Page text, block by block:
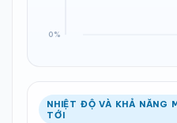
NHIỆT ĐỘ VÀ KHẢ NĂNG
TỚI